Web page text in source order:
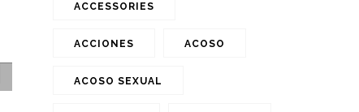
ACCESSORIES
ACCIONES ACOSO
ACOSO SEXUAL